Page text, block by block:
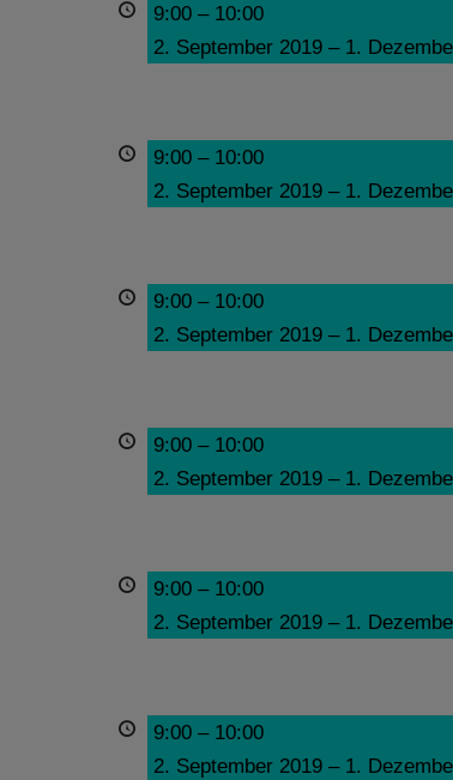
9:00 – 10:00
2. September 2019 – 1.
9:00 – 10:00
2. September 2019 – 1.
9:00 – 10:00
2. September 2019 – 1.
9:00 – 10:00
2. September 2019 – 1.
9:00 – 10:00
2. September 2019 – 1.
9:00 – 10:00
2. September 2019 – 1.